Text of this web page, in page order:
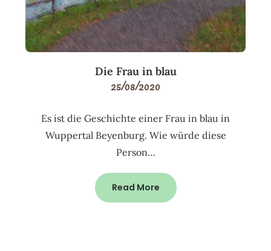
Die Frau in blau
25/08/2020
Es ist die Geschichte einer Frau in blau in
Wuppertal Beyenburg. Wie würde diese
Person…
Read More